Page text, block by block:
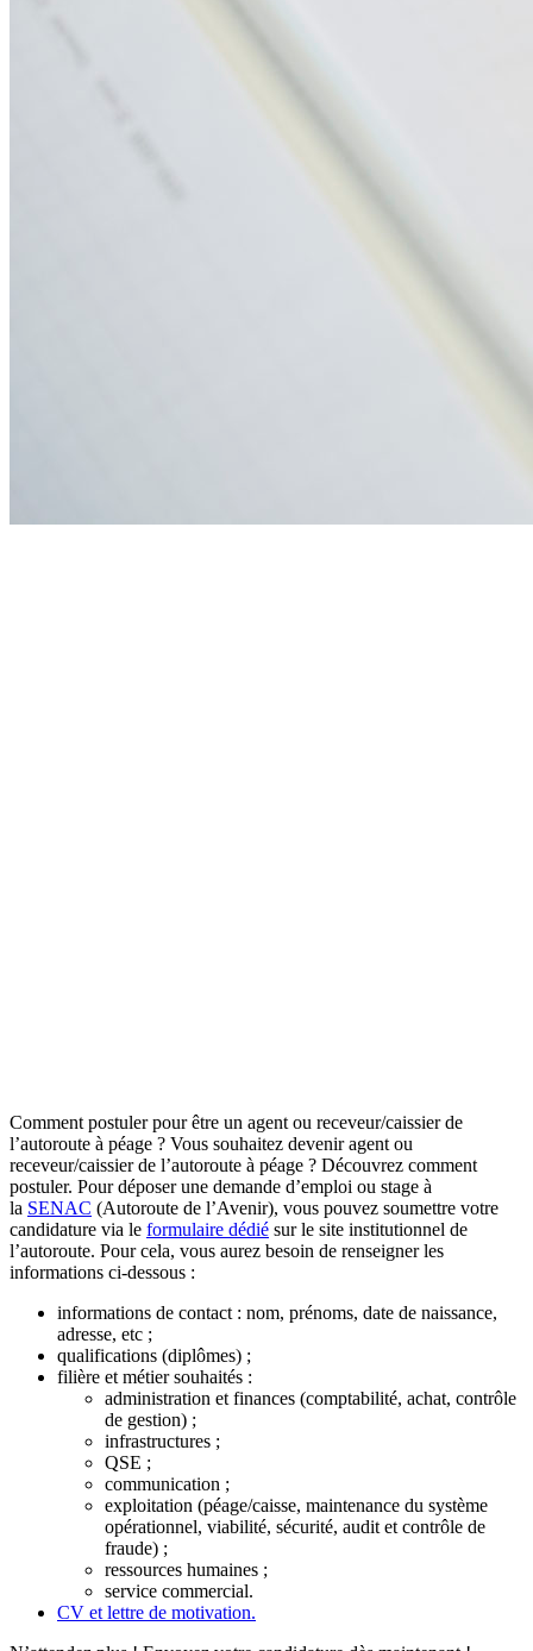
Comment postuler pour être un agent ou receveur/caissier de
l’autoroute à péage ? Vous souhaitez devenir agent ou
receveur/caissier de l’autoroute à péage ? Découvrez comment
postuler. Pour déposer une demande d’emploi ou stage à
la SENAC (Autoroute de l’Avenir), vous pouvez soumettre votre
candidature via le formulaire dédié sur le site institutionnel de
l’autoroute. Pour cela, vous aurez besoin de renseigner les
informations ci-dessous :
informations de contact : nom, prénoms, date de naissance,
adresse, etc ;
qualifications (diplômes) ;
filière et métier souhaités :
administration et finances (comptabilité, achat, contrôle
de gestion) ;
infrastructures ;
QSE ;
communication ;
exploitation (péage/caisse, maintenance du système
opérationnel, viabilité, sécurité, audit et contrôle de
fraude) ;
ressources humaines ;
service commercial.
CV et lettre de motivation.